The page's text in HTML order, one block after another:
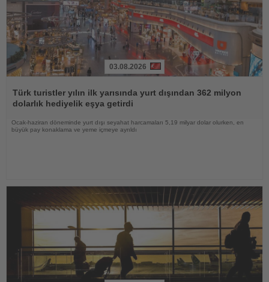
Oku
03.08.2026
Türk turistler yılın ilk yarısında yurt dışından 362 milyon
dolarlık hediyelik eşya getirdi
Ocak-haziran döneminde yurt dışı seyahat harcamaları 5,19 milyar dolar olurken, en
büyük pay konaklama ve yeme içmeye ayrıldı